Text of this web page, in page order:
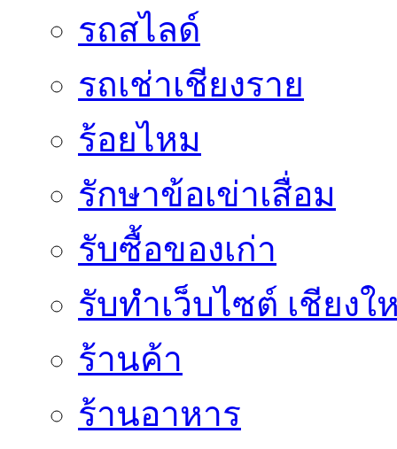
รถสไลด์
รถเช่าเชียงราย
ร้อยไหม
รักษาข้อเข่าเสื่อม
รับซื้อของเก่า
รับทำเว็บไซต์ เชียงใ
ร้านค้า
ร้านอาหาร